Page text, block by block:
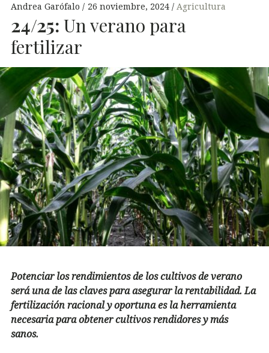
Andrea Garófalo 26 noviembre, 2024 Agricultura
24/25: Un verano para
fertilizar
Potenciar los rendimientos de los cultivos de verano
será una de las claves para asegurar la rentabilidad. La
fertilización racional y oportuna es la herramienta
necesaria para obtener cultivos rendidores y más
sanos.